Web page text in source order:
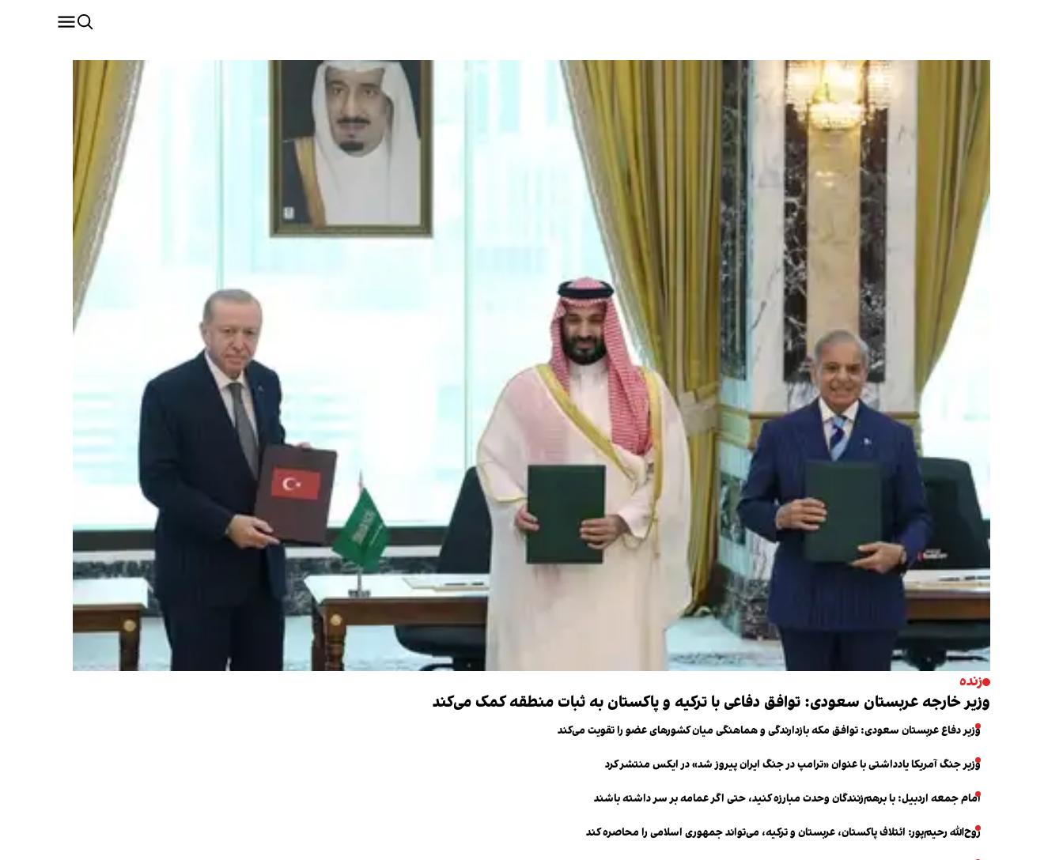
زنده
وزیر خارجه عربستان سعودی: توافق دفاعی با ترکیه و پاکستان به ثبات منطقه کمک می‌کند
وزیر دفاع عربستان سعودی: توافق مکه بازدارندگی و هماهنگی میان کشورهای عضو را تقویت می‌کند
وزیر جنگ آمریکا یادداشتی با عنوان «ترامپ در جنگ ایران پیروز شد» در ایکس منتشر کرد
امام جمعه اردبیل: با برهم‌زنندگان وحدت مبارزه کنید، حتی اگر عمامه بر سر داشته باشند
روح‌الله رحیم‌پور: ائتلاف پاکستان، عربستان و ترکیه، می‌تواند جمهوری اسلامی را محاصره کند